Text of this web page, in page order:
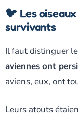
🐦 Les
survivants
Il faut distinguer
aviennes ont
aviens, eux, ont
Leurs atouts